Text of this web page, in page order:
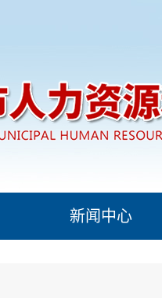
新闻中心